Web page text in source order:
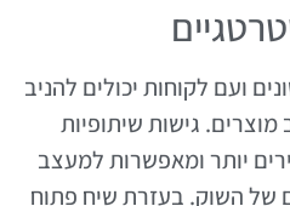
ועם לקוחות יכולים להניב
גישות שיתופיות
יותר ומאפשרות למעצב
של השוק. בעזרת שיח פתוח